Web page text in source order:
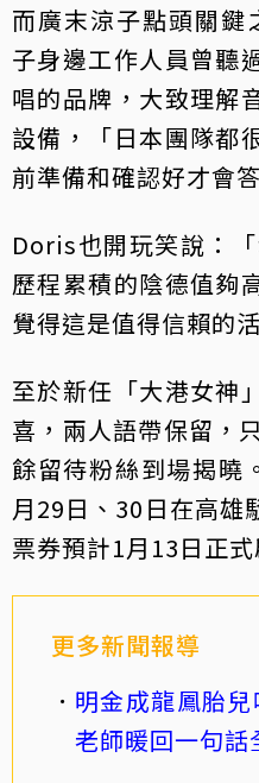
而廣末涼子點頭關
子身邊工作人員曾聽
唱的品牌，大致理解
設備，「日本團隊都
前準備和確認好才會答
Doris也開玩笑說：
歷程累積的陰德值夠
覺得這是值得信賴的活
至於新任「大港女神
喜，兩人語帶保留，
餘留待粉絲到場揭曉
月29日、30日在高雄
票券預計1月13日正式
更多新聞報導
明金成龍鳳胎
老師暖回一句話